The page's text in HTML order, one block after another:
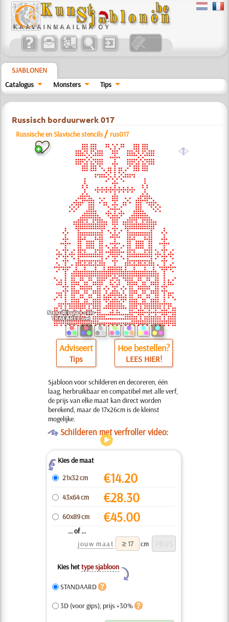
SJABLONEN
Catalogus
Monsters Tips
Russisch borduurwerk 017
Russische en Slavische stencils / rus017
a
Adviseert
Tips
Hoe bestellen?
LEES HIER!
Sjabloon voor schilderen en decoreren, één
laag, herbruikbaar en compatibel met alle verf,
de prijs van elke maat kan direct worden
berekend, maar de 17x26cm is de kleinst
mogelijke.
OSchilderen met verfroller video:
ZKies de maat
21x32 cm
€14.20
43x64 cm €28.30
60x89 cm €45.00
... of ...
jouw maat
cm
Kies hettype sjabloon
Y
STANDAARD
3D (voor gips), prijs +30%